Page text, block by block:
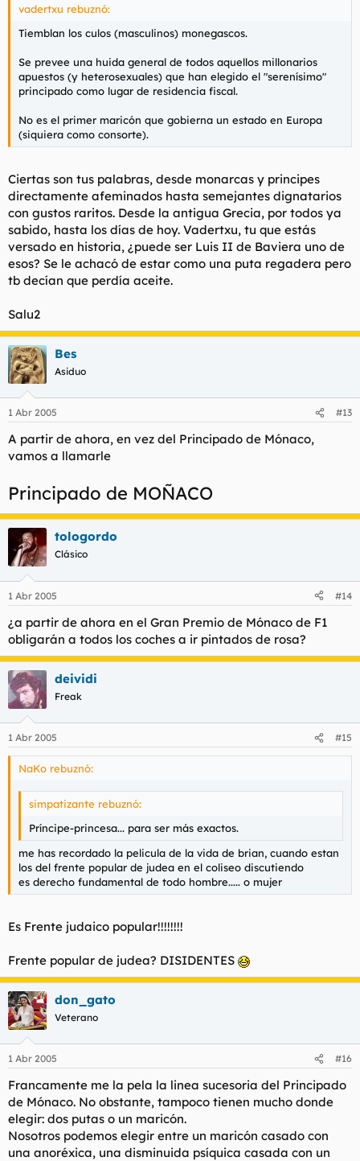
vadertxu rebuznó:
Tiemblan los culos (masculinos) monegascos.
Se prevee una huida general de todos aquellos millonarios
apuestos (y heterosexuales) que han elegido el "serenísimo"
principado como lugar de residencia fiscal.
No es el primer maricón que gobierna un estado en Europa
(siquiera como consorte).
Ciertas son tus palabras, desde monarcas y principes
directamente afeminados hasta semejantes dignatarios
con gustos raritos. Desde la antigua Grecia, por todos ya
sabido, hasta los días de hoy. Vadertxu, tu que estás
versado en historia, ¿puede ser Luis II de Baviera uno de
esos? Se le achacó de estar como una puta regadera pero
tb decían que perdía aceite.
Salu2
Bes
Asiduo
1 Abr 2005 #13
A partir de ahora, en vez del Principado de Mónaco,
vamos a llamarle
Principado de MOÑACO
tologordo
Clásico
1 Abr 2005 #14
¿a partir de ahora en el Gran Premio de Mónaco de F1
obligarán a todos los coches a ir pintados de rosa?
deividi
Freak
1 Abr 2005 #15
NaKo rebuznó:
simpatizante rebuznó:
Príncipe-princesa... para ser más exactos.
me has recordado la pelicula de la vida de brian, cuando estan
los del frente popular de judea en el coliseo discutiendo
es derecho fundamental de todo hombre..... o mujer
Es Frente judaico popular!!!!!!!!
Frente popular de judea? DISIDENTES
don_gato
Veterano
1 Abr 2005 #16
Francamente me la pela la linea sucesoria del Principado
de Mónaco. No obstante, tampoco tienen mucho donde
elegir: dos putas o un maricón.
Nosotros podemos elegir entre un maricón casado con
una anoréxica, una disminuida psíquica casada con un